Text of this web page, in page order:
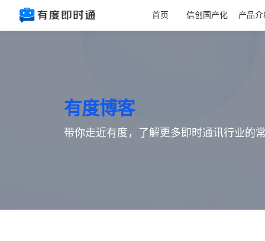
首页 信创国产化 产品介
有度博客
带你走近有度，了解更多即时通讯行业的